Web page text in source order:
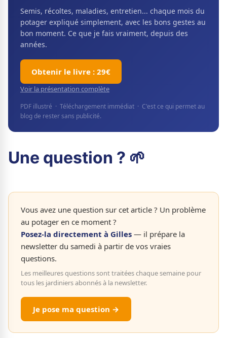
Semis, récoltes, maladies, entretien... chaque mois du
potager expliqué simplement, avec les bons gestes au
bon moment. Ce que je fais vraiment, depuis des
années.
Obtenir le livre : 29€
Voir la présentation complète
PDF illustré · Téléchargement immédiat · C'est ce qui permet au
blog de rester sans publicité.
Une question ? 🌱
Vous avez une question sur cet article ? Un problème
au potager en ce moment ?
Posez-la directement à Gilles — il prépare la
newsletter du samedi à partir de vos vraies
questions.
Les meilleures questions sont traitées chaque semaine pour
tous les jardiniers abonnés à la newsletter.
Je pose ma question →